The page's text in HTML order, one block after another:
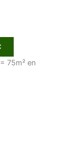
75m² en